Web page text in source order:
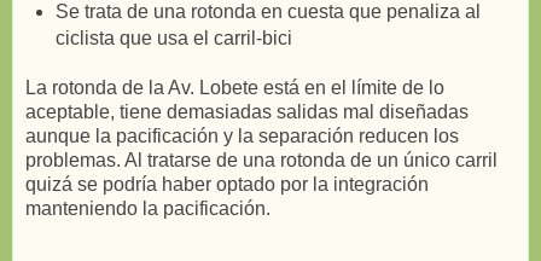
Se trata de una rotonda en cuesta que penaliza al
ciclista que usa el carril-bici
La rotonda de la Av. Lobete está en el límite de lo
aceptable, tiene demasiadas salidas mal diseñadas
aunque la pacificación y la separación reducen los
problemas. Al tratarse de una rotonda de un único carril
quizá se podría haber optado por la integración
manteniendo la pacificación.